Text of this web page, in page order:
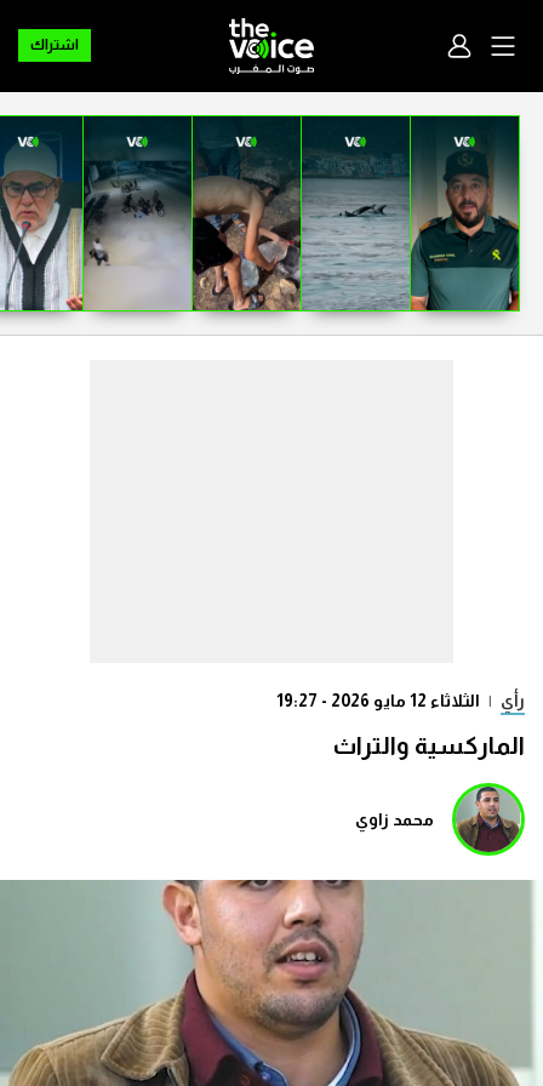
اشتراك
رأي | الثلاثاء 12 مايو 2026 - 19:27
الماركسية والتراث
محمد زاوي